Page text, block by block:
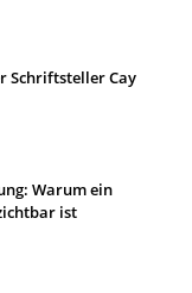
Schriftsteller Cay
Warum ein
ist